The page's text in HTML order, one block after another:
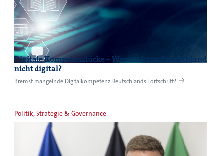
Digitale Kompetenzlücke – Warum kann Deutschland
nicht digital?
Bremst mangelnde Digitalkompetenz Deutschlands Fortschritt?
Politik, Strategie & Governance